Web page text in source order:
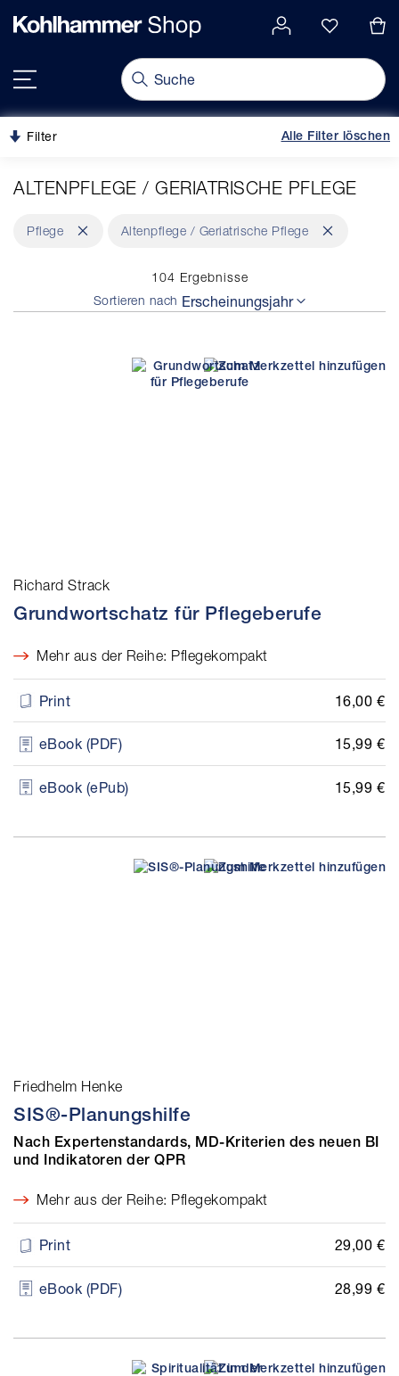
springen
Filter Alle Filter löschen
ALTENPFLEGE / GERIATRISCHE PFLEGE
Pflege
Dies
Altenpflege / Geriatrische Pflege
Dies
104 Ergebnisse
Sortieren nach Erscheinungsjahr
Richard Strack
Grundwortschatz für Pflegeberufe
Mehr aus der Reihe: Pflegekompakt
Print 16,00 €
eBook (PDF) 15,99 €
eBook (ePub) 15,99 €
Friedhelm Henke
SIS®-Planungshilfe
Nach Expertenstandards, MD-Kriterien des neuen BI
und Indikatoren der QPR
Mehr aus der Reihe: Pflegekompakt
Print 29,00 €
eBook (PDF) 28,99 €